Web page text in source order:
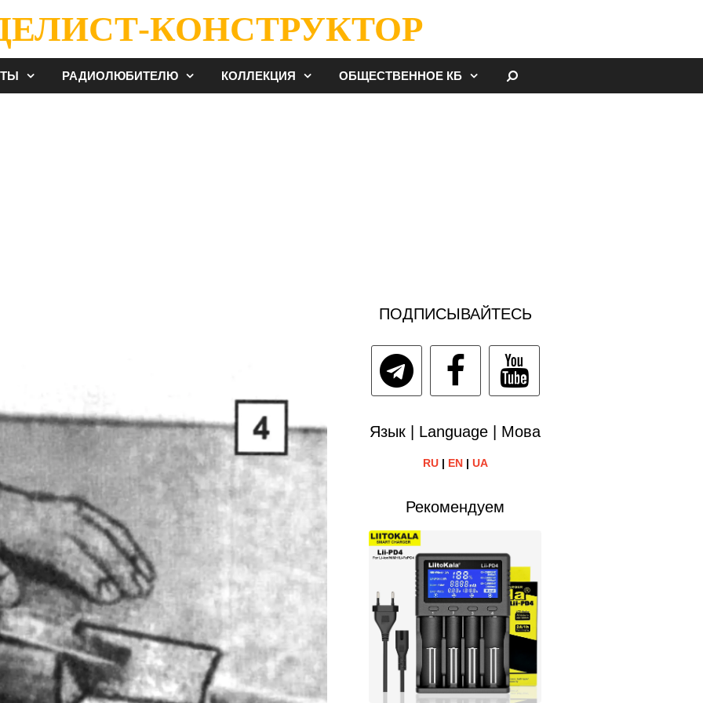
КОНСТРУКТОР
РАДИОЛЮБИТЕЛЮ КОЛЛЕКЦИЯ ОБЩЕСТВЕННОЕ КБ
ПОДПИСЫВАЙТЕСЬ
Язык | Language | Мова
RU| EN| UA
Рекомендуем